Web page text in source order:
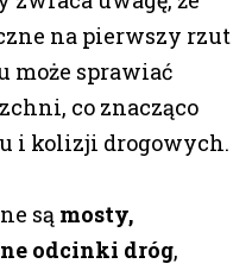
na pierwszy rzut
może sprawiać
co znacząco
i kolizji drogowych.
są mosty,
odcinki dróg,